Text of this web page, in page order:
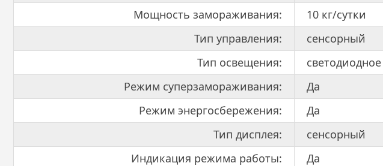
Мощность замораживания:
10 кг/сутки
Тип управления:
сенсорный
Тип освещения:
светодиодное
Режим суперзамораживания:
Да
Режим энергосбережения:
Да
Тип дисплея:
сенсорный
Индикация режима работы:
Да